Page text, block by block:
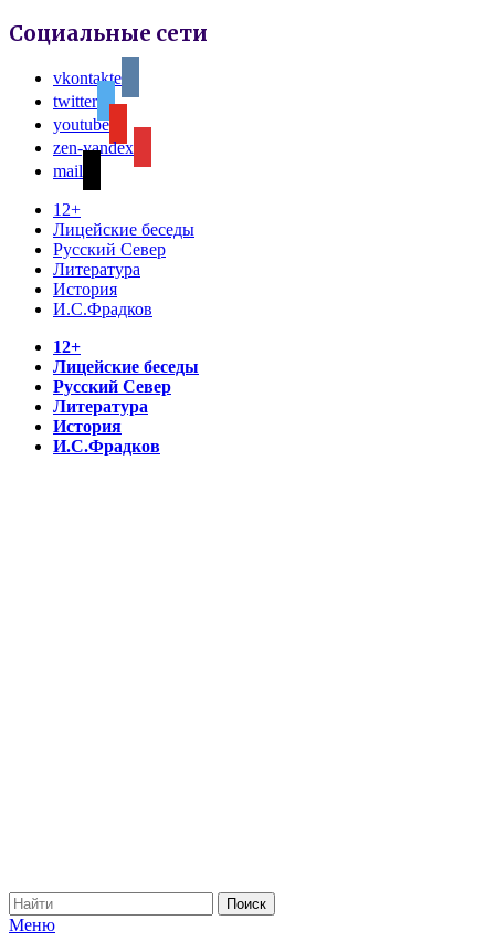
Социальные сети
vkontakte
twitter
youtube
zen-yandex
mail
12+
Лицейские беседы
Русский Север
Литература
История
И.С.Фрадков
12+
Лицейские беседы
Русский Север
Литература
История
И.С.Фрадков
Меню